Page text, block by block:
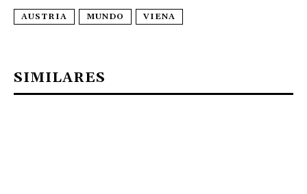
AUSTRIA MUNDO VIENA
SIMILARES